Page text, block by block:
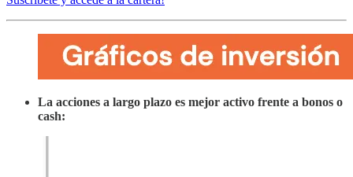
La acciones a largo plazo es mejor activo frente a bonos o
cash: